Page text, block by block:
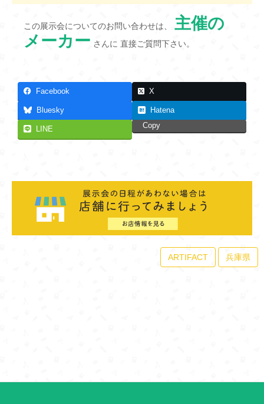
この展示会についてのお問い合わせは、 主催の
メーカー さんに 直接ご質問下さい。
Facebook X
Bluesky Hatena
LINE Copy
ARTIFACT 兵庫県